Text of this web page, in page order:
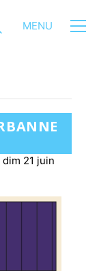
MENU
dim 21 juin